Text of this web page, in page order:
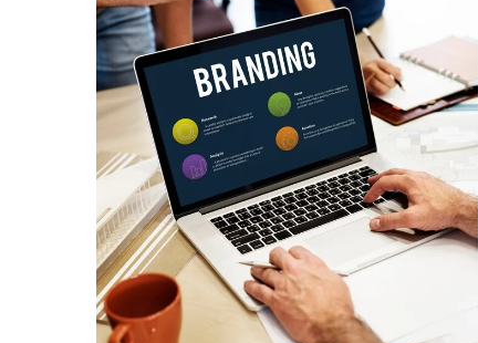
12 lutego 2026
Innowacyjne
procesów
dźwignicowej
Odkryj, jak